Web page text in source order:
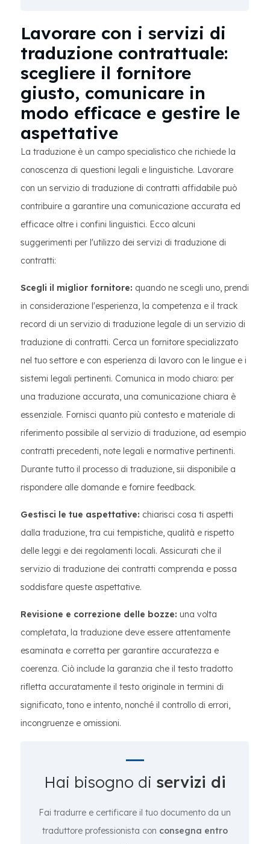
Lavorare con i servizi di
traduzione contrattuale:
scegliere il fornitore
giusto, comunicare in
modo efficace e gestire le
aspettative
La traduzione è un campo specialistico che richiede la
conoscenza di questioni legali e linguistiche. Lavorare
con un servizio di traduzione di contratti affidabile può
contribuire a garantire una comunicazione accurata ed
efficace oltre i confini linguistici. Ecco alcuni
suggerimenti per l'utilizzo dei servizi di traduzione di
contratti:
Scegli il miglior fornitore: quando ne scegli uno, prendi
in considerazione l'esperienza, la competenza e il track
record di un servizio di traduzione legale di un servizio di
traduzione di contratti. Cerca un fornitore specializzato
nel tuo settore e con esperienza di lavoro con le lingue e i
sistemi legali pertinenti. Comunica in modo chiaro: per
una traduzione accurata, una comunicazione chiara è
essenziale. Fornisci quanto più contesto e materiale di
riferimento possibile al servizio di traduzione, ad esempio
contratti precedenti, note legali e normative pertinenti.
Durante tutto il processo di traduzione, sii disponibile a
rispondere alle domande e fornire feedback.
Gestisci le tue aspettative: chiarisci cosa ti aspetti
dalla traduzione, tra cui tempistiche, qualità e rispetto
delle leggi e dei regolamenti locali. Assicurati che il
servizio di traduzione dei contratti comprenda e possa
soddisfare queste aspettative.
Revisione e correzione delle bozze: una volta
completata, la traduzione deve essere attentamente
esaminata e corretta per garantire accuratezza e
coerenza. Ciò include la garanzia che il testo tradotto
rifletta accuratamente il testo originale in termini di
significato, tono e intento, nonché il controllo di errori,
incongruenze e omissioni.
Hai bisogno di servizi di
Fai tradurre e certificare il tuo documento da un
traduttore professionista con consegna entro